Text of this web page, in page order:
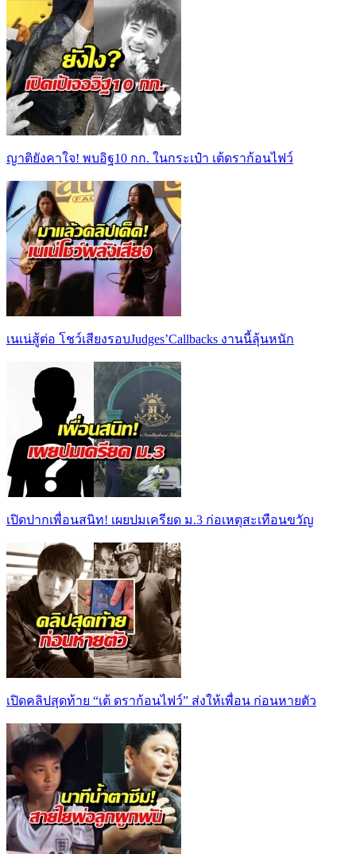
ญาติยังคาใจ! พบอิฐ10 กก. ในกระเป๋า เต้ดราก้อนไฟว์
เนเน่สู้ต่อ โชว์เสียงรอบJudges’Callbacks งานนี้ลุ้นหนัก
เปิดปากเพื่อนสนิท! เผยปมเครียด ม.3 ก่อเหตุสะเทือนขวัญ
เปิดคลิปสุดท้าย “เต้ ดราก้อนไฟว์” ส่งให้เพื่อน ก่อนหายตัว